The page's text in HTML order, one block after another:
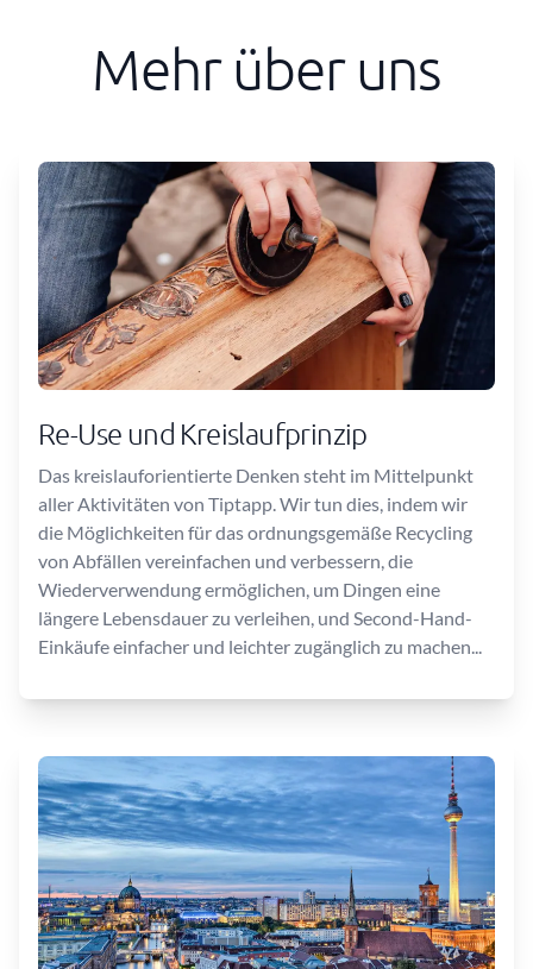
Mehr über uns
Re-Use und Kreislaufprinzip
Das kreislauforientierte Denken steht im Mittelpunkt
aller Aktivitäten von Tiptapp. Wir tun dies, indem wir
die Möglichkeiten für das ordnungsgemäße Recycling
von Abfällen vereinfachen und verbessern, die
Wiederverwendung ermöglichen, um Dingen eine
längere Lebensdauer zu verleihen, und Second-Hand-
Einkäufe einfacher und leichter zugänglich zu machen...